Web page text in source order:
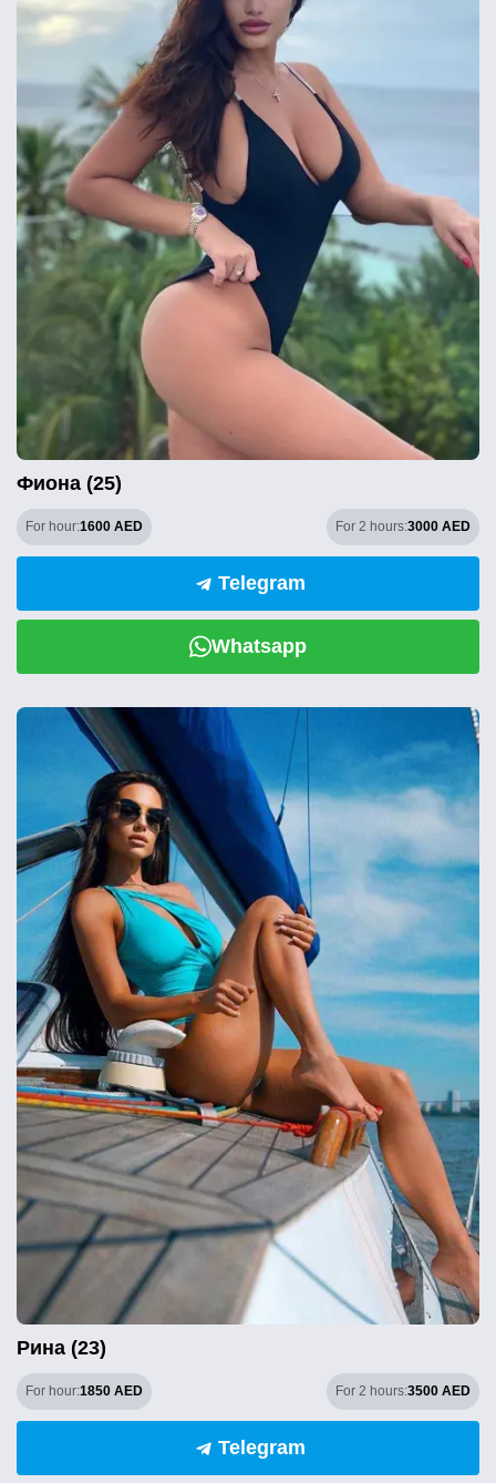
Фиона (25)
For hour:1600 AED For 2 hours:3000 AED
Telegram
Whatsapp
Рина (23)
For hour:1850 AED For 2 hours:3500 AED
Telegram